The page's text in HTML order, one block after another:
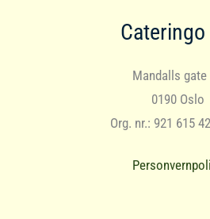
Cateringo
Mandalls gate
0190 Oslo
Org. nr.: 921 615